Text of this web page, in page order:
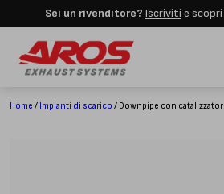
Sei un rivenditore? Iscriviti e
IMPIANTI DI SCARICO
Home / Impianti di scarico / Downpipe con
Aros rimarrà chiusa per le festività dall'8